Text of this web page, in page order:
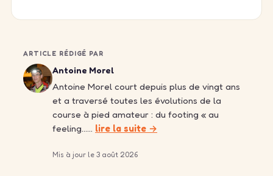
ARTICLE RÉDIGÉ PAR
Antoine Morel
Antoine Morel court depuis plus de vingt ans
et a traversé toutes les évolutions de la
course à pied amateur : du footing « au
feeling…… lire la suite →
Mis à jour le 3 août 2026